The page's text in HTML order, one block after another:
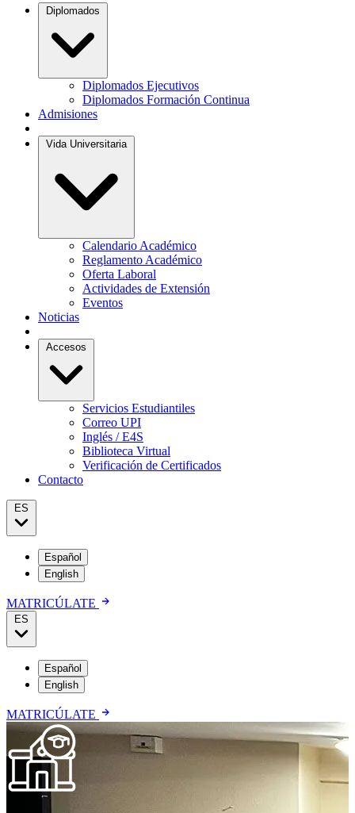
Diplomados
Diplomados Ejecutivos
Diplomados Formación Continua
Admisiones
Vida Universitaria
Calendario Académico
Reglamento Académico
Oferta Laboral
Actividades de Extensión
Eventos
Noticias
Accesos
Servicios Estudiantiles
Correo UPI
Inglés / E4S
Biblioteca Virtual
Verificación de Certificados
Contacto
ES
Español
English
MATRICÚLATE
ES
Español
English
MATRICÚLATE